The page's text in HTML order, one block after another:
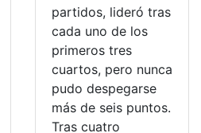
partidos, lideró tras
cada uno de los
primeros tres
cuartos, pero nunca
pudo despegarse
más de seis puntos.
Tras cuatro